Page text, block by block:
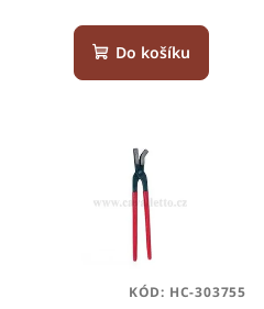
Do košíku
KÓD: HC-303755